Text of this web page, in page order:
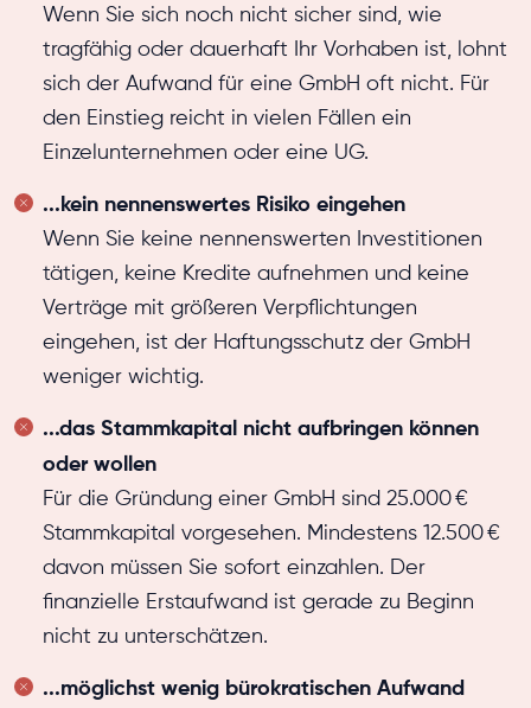
Wenn Sie sich noch nicht sicher sind, wie
tragfähig oder dauerhaft Ihr Vorhaben ist, lohnt
sich der Aufwand für eine GmbH oft nicht. Für
den Einstieg reicht in vielen Fällen ein
Einzelunternehmen oder eine UG.
...kein nennenswertes Risiko eingehen
Wenn Sie keine nennenswerten Investitionen
tätigen, keine Kredite aufnehmen und keine
Verträge mit größeren Verpflichtungen
eingehen, ist der Haftungsschutz der GmbH
weniger wichtig.
...das Stammkapital nicht aufbringen können
oder wollen
Für die Gründung einer GmbH sind 25.000 €
Stammkapital vorgesehen. Mindestens 12.500 €
davon müssen Sie sofort einzahlen. Der
finanzielle Erstaufwand ist gerade zu Beginn
nicht zu unterschätzen.
...möglichst wenig bürokratischen Aufwand